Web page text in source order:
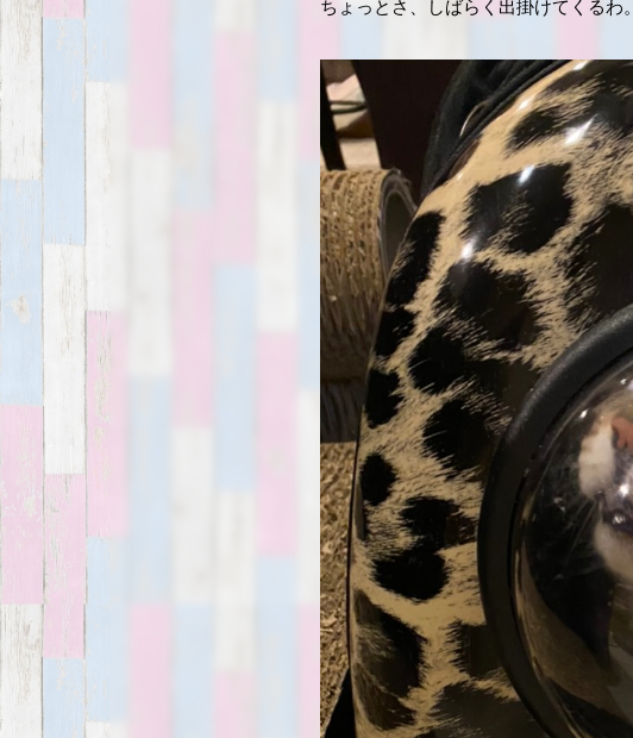
ちょっとさ、しばらく出掛けてくるわ。